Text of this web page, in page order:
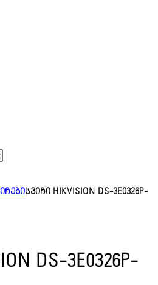
სვიჩი HIKVISION DS-3E0326P-
DS-3E0326P-